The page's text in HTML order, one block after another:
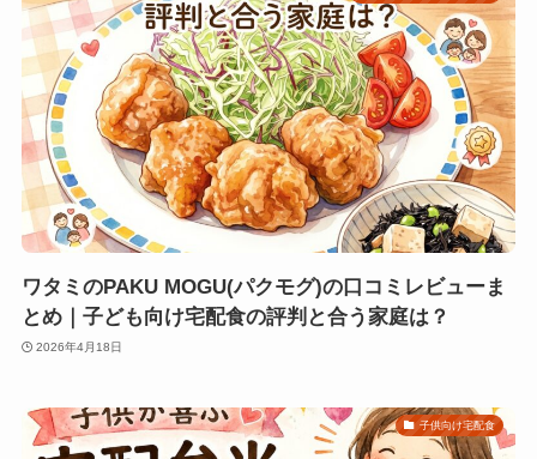
ワタミのPAKU MOGU(パクモグ)の口コミレビューま
とめ｜子ども向け宅配食の評判と合う家庭は？
2026年4月18日
子供向け宅配食